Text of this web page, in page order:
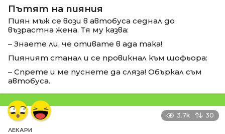
Пътят на пияния
Пиян мъж се вози в автобуса седнал до
възрастна жена. Тя му казва:
– Знаете ли, че отивате в ада така!
Пияният станал и се провикнал към шофьора:
– Спрете и ме пуснете да сляза! Объркал съм
автобуса.
3.7k 30
ЛЕКАРИ